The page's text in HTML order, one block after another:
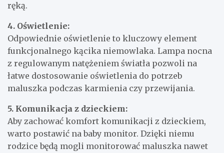
ręką.
4. Oświetlenie:
Odpowiednie oświetlenie to kluczowy element
funkcjonalnego kącika niemowlaka. Lampa nocna
z regulowanym natężeniem światła pozwoli na
łatwe dostosowanie oświetlenia do potrzeb
maluszka podczas karmienia czy przewijania.
5. Komunikacja z dzieckiem:
Aby zachować komfort komunikacji z dzieckiem,
warto postawić na baby monitor. Dzięki niemu
rodzice będą mogli monitorować maluszka nawet